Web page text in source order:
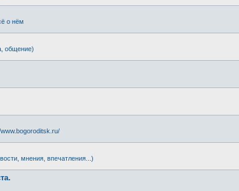
о нём
общение)
мнения, впечатления...)